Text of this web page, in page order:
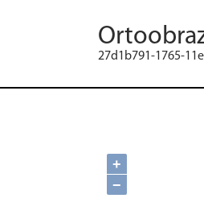
27d1b791-1765-
+
−